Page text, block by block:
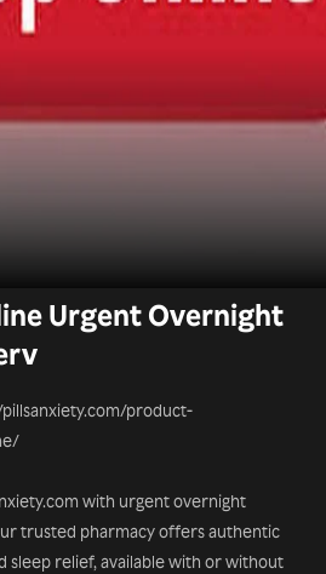
Urgent Overnight
product-
with urgent overnight
trusted pharmacy offers authentic
sleep relief, available with or without